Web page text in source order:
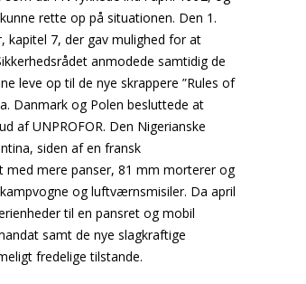
rette op på situationen. Den 1.
kapitel 7, der gav mulighed for at
anmodede samtidig de
leve op til de nye skrappere ”Rules of
Danmark og Polen besluttede at
af UNPROFOR. Den Nigerianske
siden af en fransk
med mere panser, 81 mm morterer og
og luftværnsmisiler. Da april
til en pansret og mobil
samt de nye slagkraftige
fredelige tilstande.